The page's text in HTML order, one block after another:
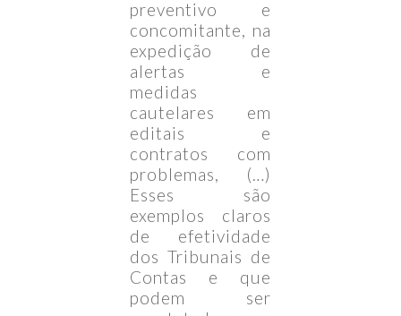
preventivo e
concomitante, na
expedição de
alertas e
medidas
cautelares em
editais e
contratos com
problemas, (…)
Esses são
exemplos claros
de efetividade
dos Tribunais de
Contas e que
podem ser